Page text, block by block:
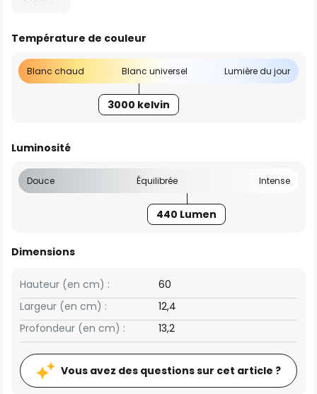
Température de couleur
Blanc chaud Blanc universel Lumière du jour
3000 kelvin
Luminosité
Douce Équilibrée Intense
440 Lumen
Dimensions
Largeur (en cm) : 12,4
Hauteur (en cm) : 60
Profondeur (en cm) : 13,2
Vous avez des questions sur cet article ?